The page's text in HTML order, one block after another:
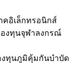
คอิเล็กทรอนิกส์
งทุนจุฬาลงกรณ์
งทุนภูมิคุ้มกันบำบัด